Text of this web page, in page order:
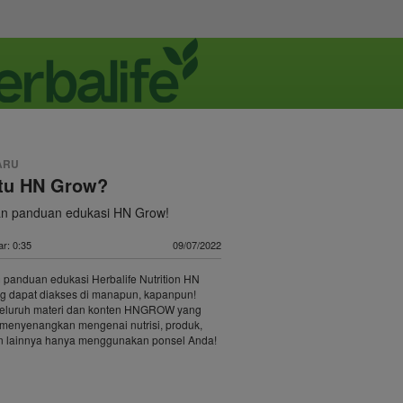
HN Grow?
panduan edukasi HN Grow!
0:35 09/07/2022
panduan edukasi Herbalife Nutrition HN
dapat diakses di manapun, kapanpun!
materi dan konten HNGROW yang
mengenai nutrisi, produk,
lainnya hanya menggunakan ponsel Anda!